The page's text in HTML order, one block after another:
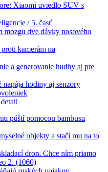
Xiaomi uviedlo SUV s
/ 5. časť
mozgu dve dávky nosového
kamerám na
a generovanie hudby aj pre
hodiny aj senzory
púští pomocou bambusu
objekty a stačí mu na to
dron. Chce ním priamo
2. (1060)